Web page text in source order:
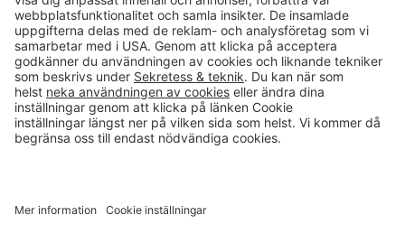
info@gerdmans.se
0433-740 80
Kundservice öppettider
Vardagar 07.30-17.00
© 2026 Gerdmans Inredningar AB Alla priser är exklusive moms.